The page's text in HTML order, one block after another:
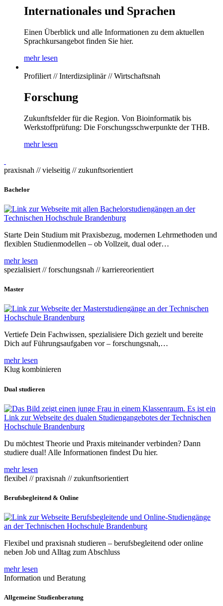
Internationales und Sprachen
Einen Überblick und alle Informationen zu dem aktuellen
Sprachkursangebot finden Sie hier.
mehr lesen
Profiliert // Interdizsiplinär // Wirtschaftsnah
Forschung
Zukunftsfelder für die Region. Von Bioinformatik bis
Werkstoffprüfung: Die Forschungsschwerpunkte der THB.
mehr lesen
praxisnah // vielseitig // zukunftsorientiert
Bachelor
Starte Dein Studium mit Praxisbezug, modernen Lehrmethoden und
flexiblen Studienmodellen – ob Vollzeit, dual oder…
mehr lesen
spezialisiert // forschungsnah // karriereorientiert
Master
Vertiefe Dein Fachwissen, spezialisiere Dich gezielt und bereite
Dich auf Führungsaufgaben vor – forschungsnah,…
mehr lesen
Klug kombinieren
Dual studieren
Du möchtest Theorie und Praxis miteinander verbinden? Dann
studiere dual! Alle Informationen findest Du hier.
mehr lesen
flexibel // praxisnah // zukunftsorientiert
Berufsbegleitend & Online
Flexibel und praxisnah studieren – berufsbegleitend oder online
neben Job und Alltag zum Abschluss
mehr lesen
Information und Beratung
Allgemeine Studienberatung